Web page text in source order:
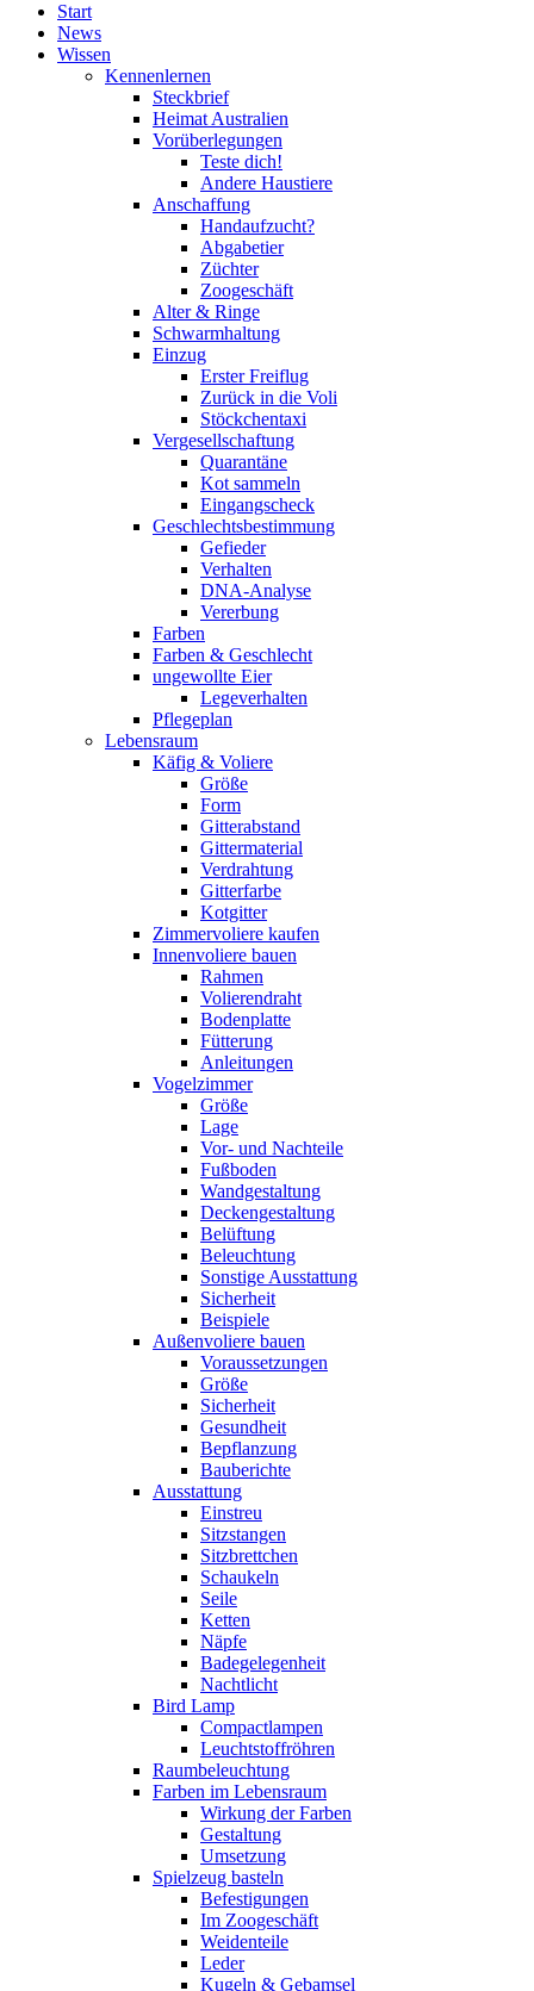
Start
News
Wissen
Kennenlernen
Steckbrief
Heimat Australien
Vorüberlegungen
Teste dich!
Andere Haustiere
Anschaffung
Handaufzucht?
Abgabetier
Züchter
Zoogeschäft
Alter & Ringe
Schwarmhaltung
Einzug
Erster Freiflug
Zurück in die Voli
Stöckchentaxi
Vergesellschaftung
Quarantäne
Kot sammeln
Eingangscheck
Geschlechtsbestimmung
Gefieder
Verhalten
DNA-Analyse
Vererbung
Farben
Farben & Geschlecht
ungewollte Eier
Legeverhalten
Pflegeplan
Lebensraum
Käfig & Voliere
Größe
Form
Gitterabstand
Gittermaterial
Verdrahtung
Gitterfarbe
Kotgitter
Zimmervoliere kaufen
Innenvoliere bauen
Rahmen
Volierendraht
Bodenplatte
Fütterung
Anleitungen
Vogelzimmer
Größe
Lage
Vor- und Nachteile
Fußboden
Wandgestaltung
Deckengestaltung
Belüftung
Beleuchtung
Sonstige Ausstattung
Sicherheit
Beispiele
Außenvoliere bauen
Voraussetzungen
Größe
Sicherheit
Gesundheit
Bepflanzung
Bauberichte
Ausstattung
Einstreu
Sitzstangen
Sitzbrettchen
Schaukeln
Seile
Ketten
Näpfe
Badegelegenheit
Nachtlicht
Bird Lamp
Compactlampen
Leuchtstoffröhren
Raumbeleuchtung
Farben im Lebensraum
Wirkung der Farben
Gestaltung
Umsetzung
Spielzeug basteln
Befestigungen
Im Zoogeschäft
Weidenteile
Leder
Kugeln & Gebamsel